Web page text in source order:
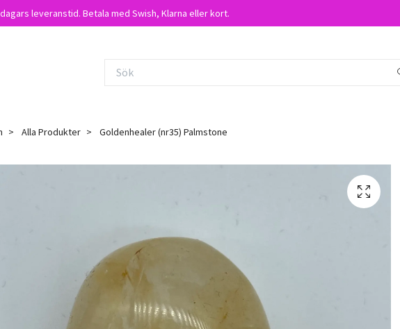
leveranstid. Betala med Swish, Klarna eller kort.
Alla Produkter Goldenhealer (nr35) Palmstone